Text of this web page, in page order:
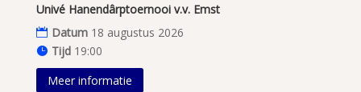
Univé Hanendârptoernooi v.v. Emst
Datum 18 augustus 2026
Tijd 19:00
Meer informatie